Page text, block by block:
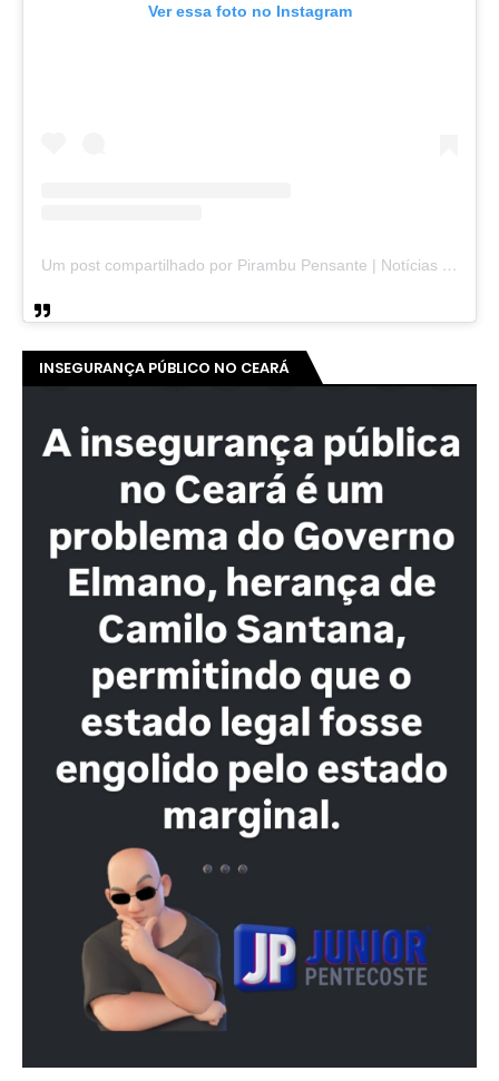
Ver essa foto no Instagram
Um post compartilhado por Pirambu Pensante | Notícias & Entretenimento (@pirambupensante)
INSEGURANÇA PÚBLICO NO CEARÁ